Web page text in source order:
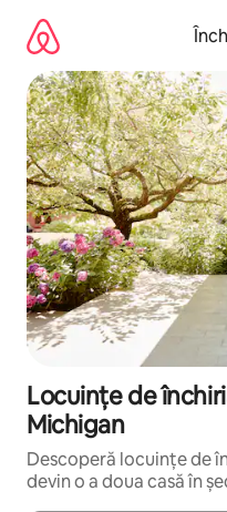
mergi
conținut
Locuințe de
Michigan
Descoperă locuințe de
devin o a doua casă în